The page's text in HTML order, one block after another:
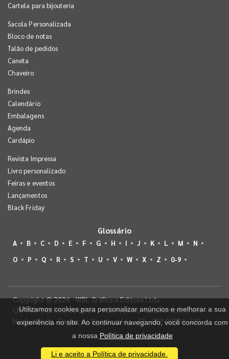
Cartela para bijouteria
Sacola Personalizada
Bloco de notas
Talão de pedidos
Caneta
Chaveiro
Brindes
Calendário
Embalagens
Agenda
Cardápio
Revista Impressa
Livro personalizado
Feiras e eventos
Lançamentos
Black Friday
Glossário
A B C D E F G H I J K L M
N
O
P Q R S T U V W X Z 0-9
Copyright © 2026 - WBL Gráfica e Editora Ltda.
CNPJ 08.142.850/0001-36 - Rua Prefeito Takume Koike, 499 -
Núcleo Itaim - Ferraz de Vasconcelos - SP - CEP 08538-100
Utilizamos cookies para personalizar anúncios e melhorar a sua
experiência no site. Ao continuar navegando, você concorda com
a nossa Política de privacidade
Li e aceito a Política de privacidade.